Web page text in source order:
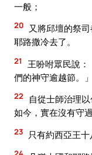
一般；
20
又將邱壇的祭
耶路撒冷去了。
21
王吩咐眾民說
們的神守逾越節。」
22
自從士師治理
如今，實在沒有守
23 只有約西亞王